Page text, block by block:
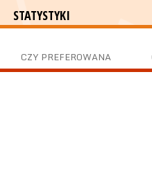
STATYSTYKI
CZY PREFEROWANA